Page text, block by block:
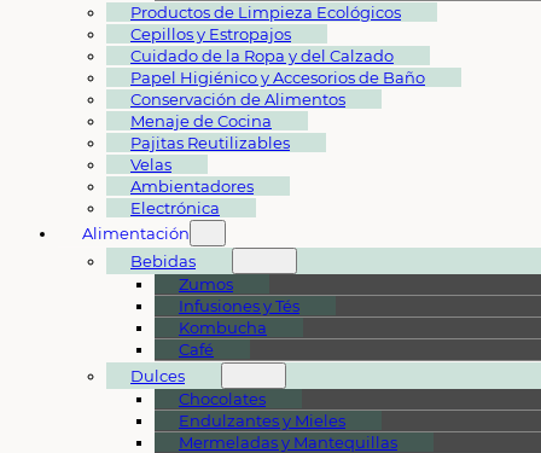
Productos de Limpieza Ecológicos
Cepillos y Estropajos
Cuidado de la Ropa y del Calzado
Papel Higiénico y Accesorios de Baño
Conservación de Alimentos
Menaje de Cocina
Pajitas Reutilizables
Velas
Ambientadores
Electrónica
Alimentación
Bebidas
Zumos
Infusiones y Tés
Kombucha
Café
Dulces
Chocolates
Endulzantes y Mieles
Mermeladas y Mantequillas